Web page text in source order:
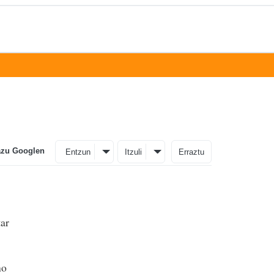
Googlen Entzun Itzuli Erraztu